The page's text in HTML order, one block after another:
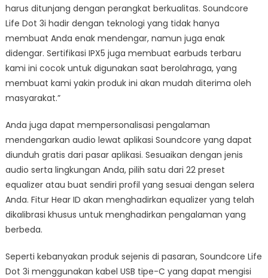
harus ditunjang dengan perangkat berkualitas. Soundcore
Life Dot 3i hadir dengan teknologi yang tidak hanya
membuat Anda enak mendengar, namun juga enak
didengar. Sertifikasi IPX5 juga membuat earbuds terbaru
kami ini cocok untuk digunakan saat berolahraga, yang
membuat kami yakin produk ini akan mudah diterima oleh
masyarakat.”
Anda juga dapat mempersonalisasi pengalaman
mendengarkan audio lewat aplikasi Soundcore yang dapat
diunduh gratis dari pasar aplikasi. Sesuaikan dengan jenis
audio serta lingkungan Anda, pilih satu dari 22 preset
equalizer atau buat sendiri profil yang sesuai dengan selera
Anda. Fitur Hear ID akan menghadirkan equalizer yang telah
dikalibrasi khusus untuk menghadirkan pengalaman yang
berbeda.
Seperti kebanyakan produk sejenis di pasaran, Soundcore Life
Dot 3i menggunakan kabel USB tipe-C yang dapat mengisi